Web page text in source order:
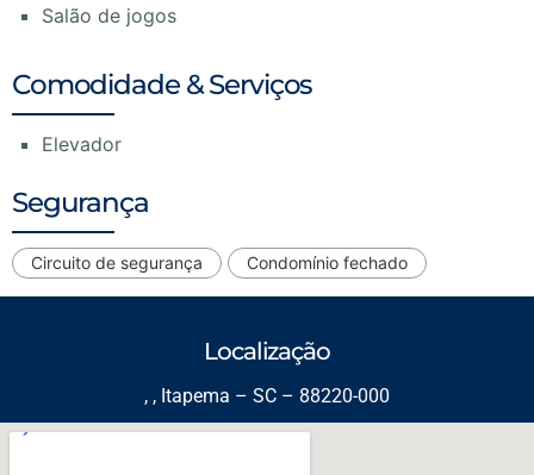
Salão de jogos
Comodidade & Serviços
Elevador
Segurança
Circuito de segurança Condomínio fechado
Localização
, , Itapema – SC – 88220-000